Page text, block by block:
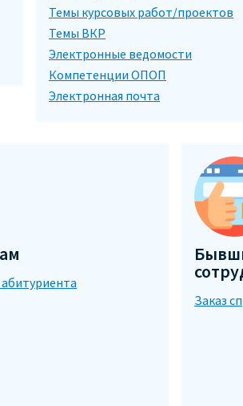
Темы курсовых работ/проектов
Темы ВКР
Электронные ведомости
Компетенции ОПОП
Электронная почта
Заказ